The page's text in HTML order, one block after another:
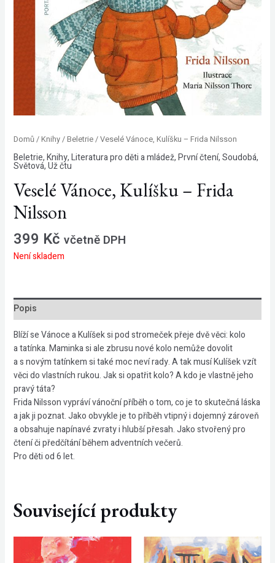
Domů/Knihy/Beletrie/ Veselé Vánoce, Kulíšku – Frida Nilsson
Beletrie,Knihy,Literatura pro děti a mládež,První čtení,Soudobá,
Světová,Už čtu
Veselé Vánoce, Kulíšku – Frida
Nilsson
399 Kč včetně DPH
Není skladem
Popis
Blíží se Vánoce a Kulíšek si pod stromeček přeje dvě věci: kolo
a tatínka. Maminka si ale zbrusu nové kolo nemůže dovolit
a s novým tatínkem si také moc neví rady. A tak musí Kulíšek vzít
věci do vlastních rukou. Jak si opatřit kolo? A kdo je vlastně jeho
pravý táta?
Frida Nilsson vypráví vánoční příběh o tom, co je to skutečná láska
a jak ji poznat. Jako obvykle je to příběh vtipný i dojemný zároveň
a obsahuje napínavé zvraty i hlubší přesah. Jako stvořený pro
čtení či předčítání během adventních večerů.
Pro děti od 6 let.
Související produkty